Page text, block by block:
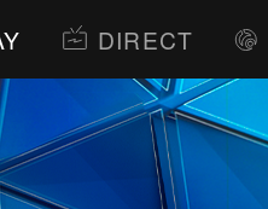
DIRECT